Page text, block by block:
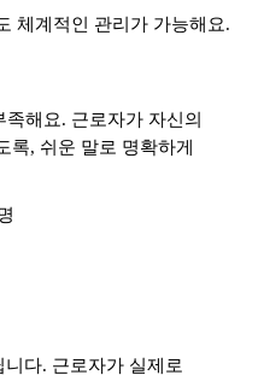
체계적인 관리가 가능해요.
해요. 근로자가 자신의
록, 쉬운 말로 명확하게
다. 근로자가 실제로